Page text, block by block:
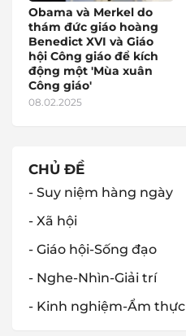
Obama và Merkel do
thám đức giáo hoàng
Benedict XVI và Giáo
hội Công giáo để kích
động một 'Mùa xuân
Công giáo'
08.02.2025
CHỦ ĐỀ
- Suy niệm hàng ngày
- Xã hội
- Giáo hội-Sống đạo
- Nghe-Nhìn-Giải trí
- Kinh nghiệm-Ẩm thực